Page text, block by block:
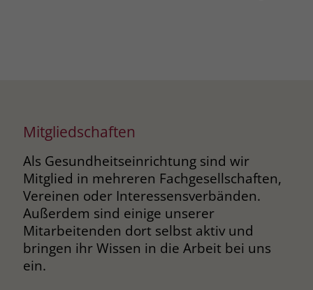
Mitgliedschaften
Als Gesundheitseinrichtung sind wir
Mitglied in mehreren Fachgesellschaften,
Vereinen oder Interessensverbänden.
Außerdem sind einige unserer
Mitarbeitenden dort selbst aktiv und
bringen ihr Wissen in die Arbeit bei uns
ein.